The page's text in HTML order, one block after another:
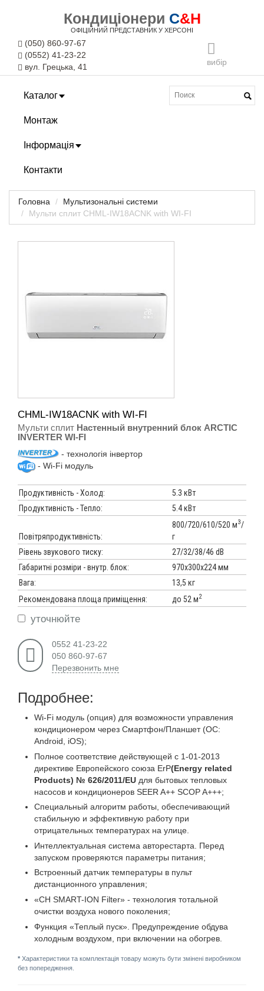
Кондиціонери C&H
ОФІЦІЙНИЙ ПРЕДСТАВНИК У ХЕРСОНІ
вибір
(050) 860-97-67
(0552) 41-23-22
вул. Грецька, 41
Каталог
Монтаж
Інформація
Контакти
Головна
Мультизональні системи
Мульти сплит CHML-IW18ACNK with WI-FI
CHML-IW18ACNK with WI-FI
Мульти сплит Настенный внутренний блок ARCTIC
INVERTER WI-FI
- технологія інвертор
- Wi-Fi модуль
Продуктивність - Холод:
5.3 кВт
Продуктивність - Тепло:
5.4 кВт
Повітряпродуктивність:
800/720/610/520 м3/
г
Рівень звукового тиску:
27/32/38/46 dB
Габаритні розміри - внутр. блок:
970х300х224 мм
Вага:
13,5 кг
Рекомендована площа приміщення:
до 52 м2
уточнюйте
0552 41-23-22
050 860-97-67
Перезвонить мне
Подробнее:
Wi-Fi модуль (опция) для возможности управления
кондиционером через Смартфон/Планшет (ОС:
Android, iOS);
Полное соответствие действующей c 1-01-2013
директиве Европейского союза ErP(Energy related
Products) № 626/2011/EU для бытовых тепловых
насосов и кондиционеров SEER A++ SCOP A+++;
Специальный алгоритм работы, обеспечивающий
стабильную и эффективную работу при
отрицательных температурах на улице.
Интеллектуальная система авторестарта. Перед
запуском проверяются параметры питания;
Встроенный датчик температуры в пульт
дистанционного управления;
«CH SMART-ION Filter» - технология тотальной
очистки воздуха нового поколения;
Функция «Теплый пуск». Предупреждение обдува
холодным воздухом, при включении на обогрев.
* Характеристики та комплектація товару можуть бути змінені виробником
без попередження.